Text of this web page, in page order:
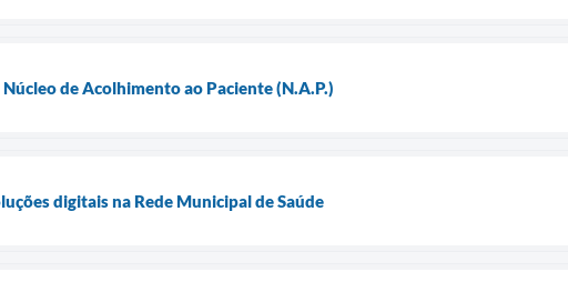
de Acolhimento ao Paciente (N.A.P.)
digitais na Rede Municipal de Saúde